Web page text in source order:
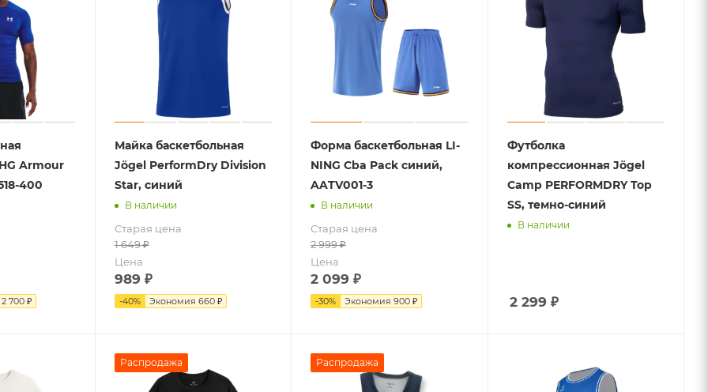
Armour
400
2 700 ₽
Майка баскетбольная
Jögel PerformDry Division
Star, синий
В наличии
Старая цена
1 649₽
Цена
989 ₽
-40% Экономия 660 ₽
Форма баскетбольная LI-
NING Cba Pack синий,
AATV001-3
В наличии
Старая цена
2 999₽
Цена
2 099 ₽
-30% Экономия 900 ₽
Футболка
компрессионная Jögel
Camp PERFORMDRY Top
SS, темно-синий
В наличии
2 299 ₽
Распродажа Распродажа